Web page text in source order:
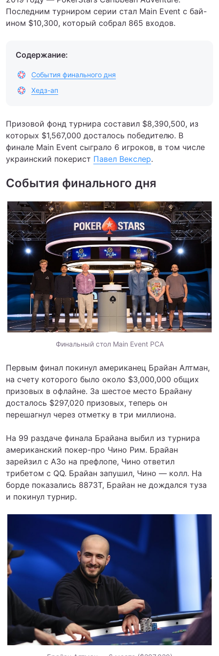
Последним турниром серии стал Main Event с бай-
ином $10,300, который собрал 865 входов.
Содержание:
События финального дня
Хедз-ап
Призовой фонд турнира составил $8,390,500, из
которых $1,567,000 досталось победителю. В
финале Main Event сыграло 6 игроков, в том числе
украинский покерист Павел Векслер.
События финального дня
Финальный стол Main Event PCA
Первым финал покинул американец Брайан Алтман,
на счету которого было около $3,000,000 общих
призовых в офлайне. За шестое место Брайану
досталось $297,020 призовых, теперь он
перешагнул через отметку в три миллиона.
На 99 раздаче финала Брайана выбил из турнира
американский покер-про Чино Рим. Брайан
зарейзил с A3o на префлопе, Чино ответил
трибетом с QQ. Брайан запушил, Чино — колл. На
борде показались 8873T, Брайан не дождался туза
и покинул турнир.